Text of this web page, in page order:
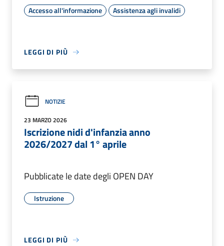
Accesso all'informazione Assistenza agli invalidi
LEGGI DI PIÙ
NOTIZIE
23 MARZO 2026
Iscrizione nidi d'infanzia anno
2026/2027 dal 1° aprile
Pubblicate le date degli OPEN DAY
Istruzione
LEGGI DI PIÙ